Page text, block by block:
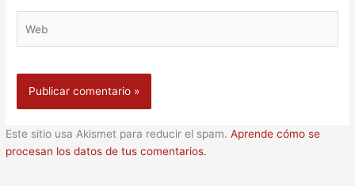
Este sitio usa Akismet para reducir el spam.Aprende cómo se
procesan los datos de tus comentarios.